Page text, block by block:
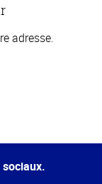
adresse.